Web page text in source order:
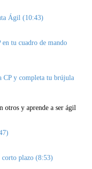
Ágil (10:43)
tu cuadro de mando
CP y completa tu brújula
otros y aprende a ser ágil
plazo (8:53)